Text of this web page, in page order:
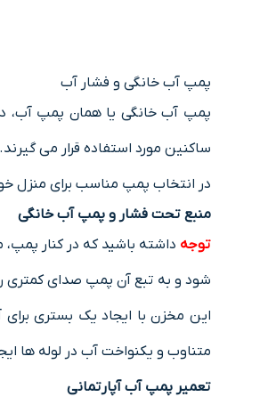
پمپ آب خانگی و فشار آب
پمپ آب خانگی یا همان پمپ آب،
ساکنین مورد استفاده قرار می گیرند.
در انتخاب پمپ مناسب برای منزل
منبع تحت فشار و پمپ آب خانگی
توجه داشته باشید که در کنار
شود و به تبع آن پمپ صدای کمتری
این مخزن با ایجاد یک بستری
متناوب و یکنواخت آب در لوله ها
تعمیر پمپ آب آپارتمانی